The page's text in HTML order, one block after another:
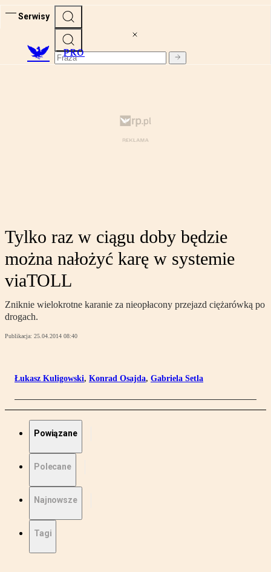
Serwisy
PRO
Tylko raz w ciągu doby będzie
można nałożyć karę w systemie
viaTOLL
Zniknie wielokrotne karanie za nieopłacony przejazd ciężarówką po
drogach.
Publikacja: 25.04.2014 08:40
Łukasz Kuligowski, Konrad Osajda, Gabriela Setla
Powiązane
Polecane
Najnowsze
Tagi